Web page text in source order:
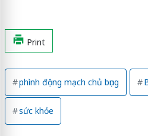
Print
phình động mạch chủ bụng
sức khỏe